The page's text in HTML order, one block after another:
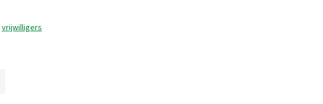
vrijwilligers